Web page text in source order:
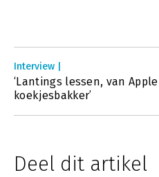
Interview |
‘Lantings lessen, van
koekjesbakker’
Deel dit artikel